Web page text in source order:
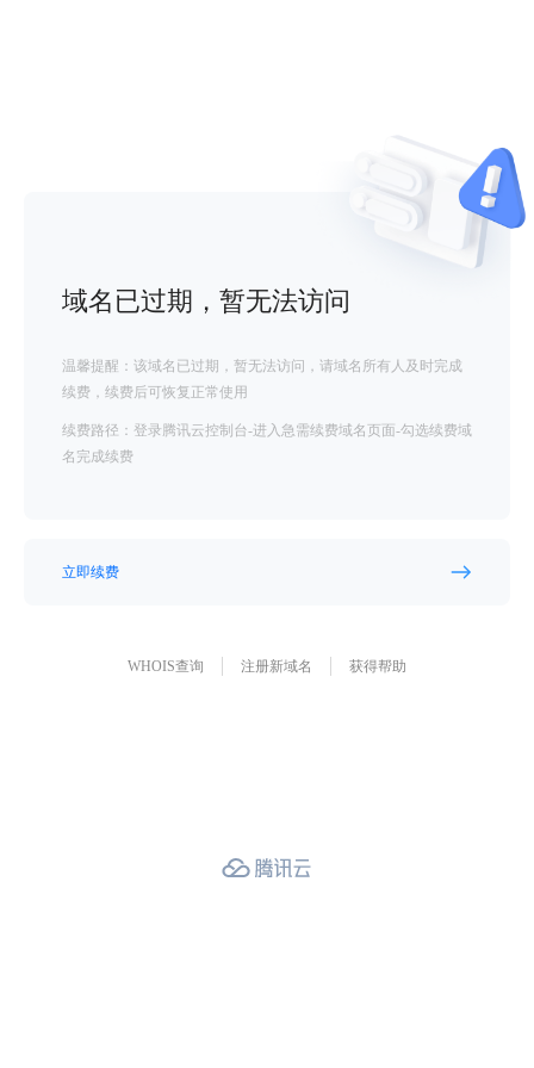
域名已过期，暂无法访问
温馨提醒：该域名已过期，暂无法访问，请域名所有人及时完成
续费，续费后可恢复正常使用
续费路径：登录腾讯云控制台-进入急需续费域名页面-勾选续费域
名完成续费
立即续费
WHOIS查询 注册新域名 获得帮助